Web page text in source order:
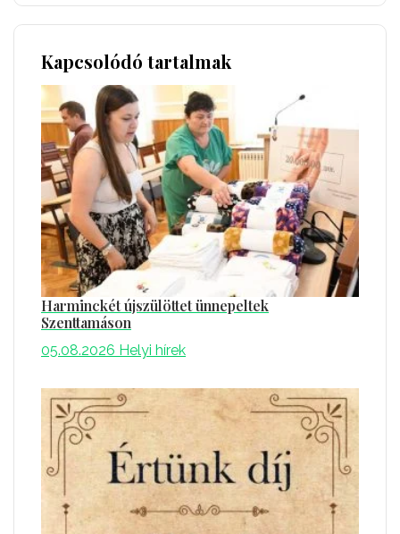
Kapcsolódó tartalmak
Harminckét újszülöttet ünnepeltek
Szenttamáson
05.08.2026 Helyi hírek